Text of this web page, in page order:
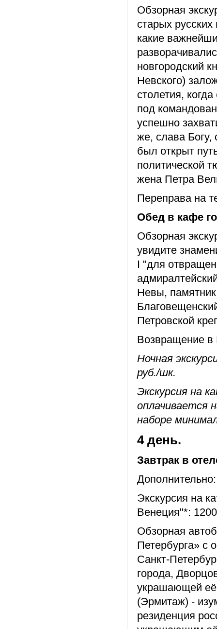
Обзорная
старых
какие
новгородский
Невского)
столетия,
под
успешно
же, слава Богу,
был открыт
политической
жена Петра
Переправа на
Обед в кафе
Обзорная
увидите
I "для
Невы,
Петровской
Возвращение в
Ночная
руб./шк.
Экскурсия на
оплачивается
наборе
4 день.
Завтрак в
Дополнительно:
Экскурсия на
Венеция"*:
Обзорная
Петербурга» с
Санкт-
города,
украшающей её
(Эрмитаж) -
резиденция